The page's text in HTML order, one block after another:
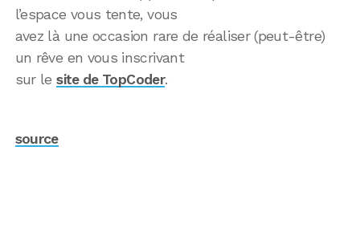
l’espace vous tente, vous
avez là une occasion rare de réaliser (peut-être)
un rêve en vous inscrivant
sur lesite de TopCoder.
source